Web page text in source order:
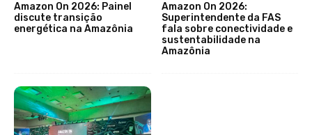
Amazon On 2026: Painel
discute transição
energética na Amazônia
Amazon On 2026:
Superintendente da FAS
fala sobre conectividade e
sustentabilidade na
Amazônia